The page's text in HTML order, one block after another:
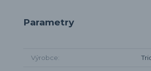
Parametry
Výrobce